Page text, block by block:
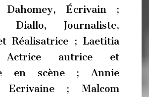
Dahomey, Écrivain ;
Diallo, Journaliste,
Réalisatrice ; Laetitia
Actrice autrice et
en scène ; Annie
Ecrivaine ; Malcom